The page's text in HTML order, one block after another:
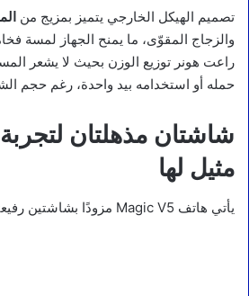
تصميم الهيكل الخارجي يتميز بمزيج من
والزجاج المقوّى، ما يمنح الجهاز لمسة
راعت هونر توزيع الوزن بحيث لا يشعر
حمله أو استخدامه بيد واحدة، رغم حجم
شاشتان مذهلتان
مثيل لها
يأتي هاتف Magic V5 مزودًا بشاشتين رفيعتي الإطار: